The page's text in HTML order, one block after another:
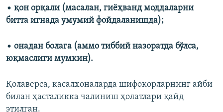
• қон орқали (масалан, гиёҳванд моддаларни
битта игнада умумий фойдаланишда);
• онадан болага (аммо тиббий назоратда бўлса,
юқмаслиги мумкин).
Қолаверса, касалхоналарда шифокорларнинг айби
билан ҳасталикка чалиниш ҳолатлари қайд
этилган.